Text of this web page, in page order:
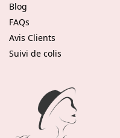
Blog
FAQs
Avis Clients
Suivi de colis